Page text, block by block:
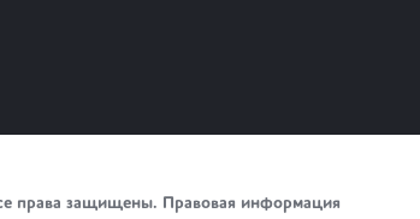
права защищены. Правовая информация